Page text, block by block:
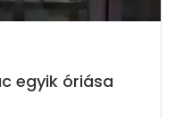
egyik óriása